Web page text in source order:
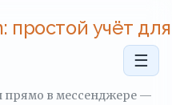
простой учёт
☰
прямо в мессенджере —